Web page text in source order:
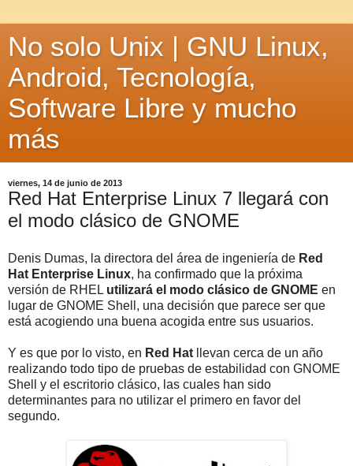
No solo Unix | GNU Linux,
Android, Tecnología,
Software Libre y mucho
más
viernes, 14 de junio de 2013
Red Hat Enterprise Linux 7 llegará con
el modo clásico de GNOME
Denis Dumas, la directora del área de ingeniería de Red
Hat Enterprise Linux, ha confirmado que la próxima
versión de RHEL utilizará el modo clásico de GNOME en
lugar de GNOME Shell, una decisión que parece ser que
está acogiendo una buena acogida entre sus usuarios.
Y es que por lo visto, en Red Hat llevan cerca de un año
realizando todo tipo de pruebas de estabilidad con GNOME
Shell y el escritorio clásico, las cuales han sido
determinantes para no utilizar el primero en favor del
segundo.